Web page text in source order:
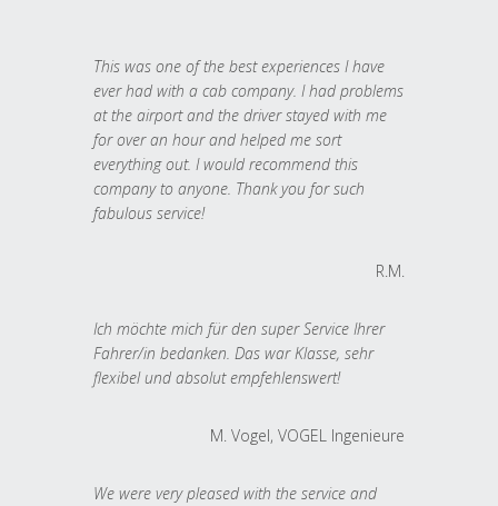
This was one of the best experiences I have
ever had with a cab company. I had problems
at the airport and the driver stayed with me
for over an hour and helped me sort
everything out. I would recommend this
company to anyone. Thank you for such
fabulous service!
R.M.
Ich möchte mich für den super Service Ihrer
Fahrer/in bedanken. Das war Klasse, sehr
flexibel und absolut empfehlenswert!
M. Vogel, VOGEL Ingenieure
We were very pleased with the service and